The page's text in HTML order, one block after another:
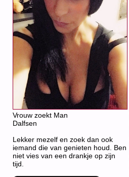
Vrouw zoekt Man
Dalfsen
Lekker mezelf en zoek dan ook
iemand die van genieten houd. Ben
niet vies van een drankje op zijn
tijd.